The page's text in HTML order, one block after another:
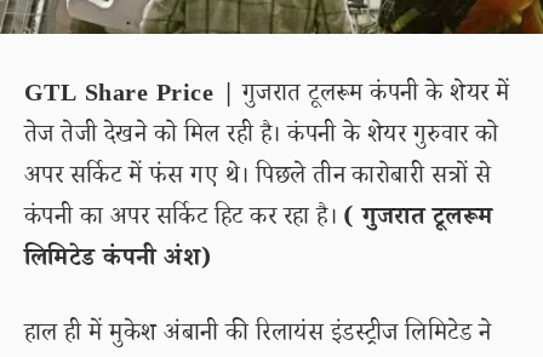
GTL Share Price | गुजरात टूलरूम कंपनी के शेयर में
तेज तेजी देखने को मिल रही है। कंपनी के शेयर गुरुवार को
अपर सर्किट में फंस गए थे। पिछले तीन कारोबारी सत्रों से
कंपनी का अपर सर्किट हिट कर रहा है। ( गुजरात टूलरूम
लिमिटेड कंपनी अंश)
हाल ही में मुकेश अंबानी की रिलायंस इंडस्ट्रीज लिमिटेड ने